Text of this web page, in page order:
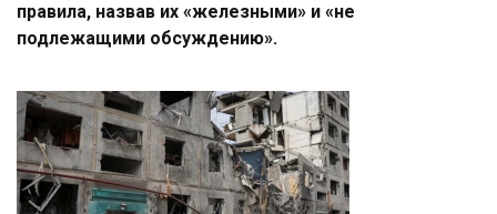
правила, назвав их «железными» и «не
подлежащими обсуждению».